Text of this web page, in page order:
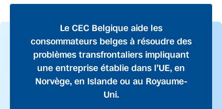
Le CEC Belgique aide les
consommateurs belges à résoudre des
problèmes transfrontaliers impliquant
une entreprise établie dans l’UE, en
Norvège, en Islande ou au Royaume-
Uni.